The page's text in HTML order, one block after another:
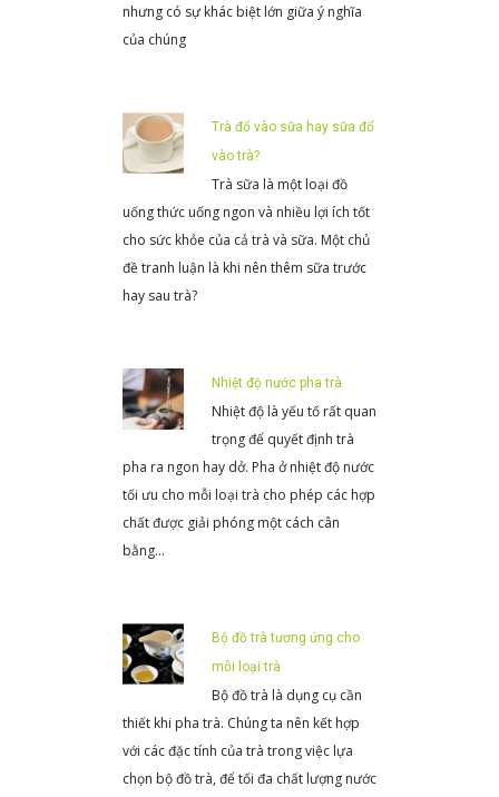
nhưng có sự khác biệt lớn giữa ý nghĩa
của chúng
Trà đổ vào sữa hay sữa đổ
vào trà?
Trà sữa là một loại đồ
uống thức uống ngon và nhiều lợi ích tốt
cho sức khỏe của cả trà và sữa. Một chủ
đề tranh luận là khi nên thêm sữa trước
hay sau trà?
Nhiệt độ nước pha trà
Nhiệt độ là yếu tố rất quan
trọng để quyết định trà
pha ra ngon hay dở. Pha ở nhiệt độ nước
tối ưu cho mỗi loại trà cho phép các hợp
chất được giải phóng một cách cân
bằng…
Bộ đồ trà tương ứng cho
mỗi loại trà
Bộ đồ trà là dụng cụ cần
thiết khi pha trà. Chúng ta nên kết hợp
với các đặc tính của trà trong việc lựa
chọn bộ đồ trà, để tối đa chất lượng nước